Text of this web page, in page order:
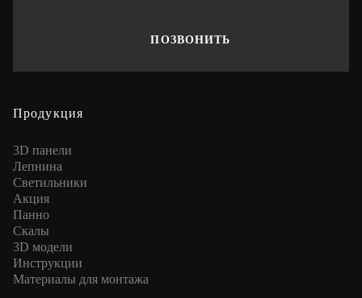
ПОЗВОНИТЬ
Продукция
3D панели
Лепнина
Cветильники
Акция
Панно
Скалы
3D модели
Инструкции
Материалы для монтажа